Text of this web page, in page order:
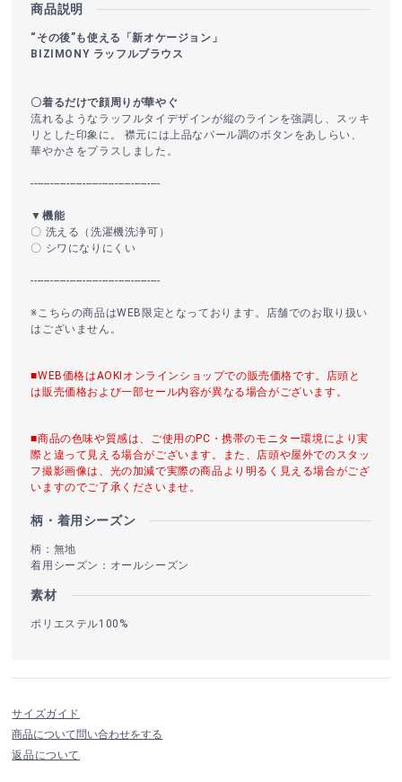
商品説明
“その後”も使える「新オケージョン」
BIZIMONY ラッフルブラウス
〇着るだけで顔周りが華やぐ
流れるようなラッフルタイデザインが縦のラインを強調し、スッキ
リとした印象に。 襟元には上品なパール調のボタンをあしらい、
華やかさをプラスしました。
----------------------------------------
▼機能
〇 洗える（洗濯機洗浄可）
〇 シワになりにくい
----------------------------------------
※こちらの商品はWEB限定となっております。店舗でのお取り扱い
はございません。
■WEB価格はAOKIオンラインショップでの販売価格です。店頭と
は販売価格および一部セール内容が異なる場合がございます。
■商品の色味や質感は、ご使用のPC・携帯のモニター環境により実
際と違って見える場合がございます。また、店頭や屋外でのスタッ
フ撮影画像は、光の加減で実際の商品より明るく見える場合がござ
いますのでご了承くださいませ。
柄・着用シーズン
柄：無地
着用シーズン：オールシーズン
素材
ポリエステル100%
サイズガイド
商品について問い合わせをする
返品について